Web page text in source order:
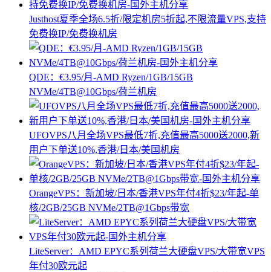
Justhost夏季全场6.5折/限定机房5折起,不限流量VPS,支持
免费换IP/免费换机房
QDE：€3.95/月-AMD Ryzen/1GB/15GB
NVMe/4TB@10Gbps/荷兰机房
UFOVPS八月全场VPS最低7折,充值最高5000送2000,新
用户下单送10%,香港/日本/美国机房
OrangeVPS：新加坡/日本/香港VPS年付4折$23/年起-单
核/2GB/25GB NVMe/2TB@1Gbps带宽
LiteServer：AMD EPYC系列荷兰大硬盘VPS/大带宽VPS
年付30欧元起